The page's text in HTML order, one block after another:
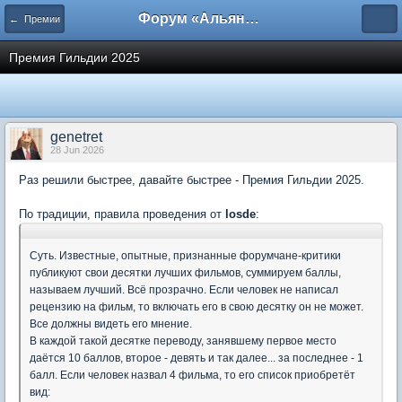
← Премии Форум «Альянса вольных переводчиков»
Премия Гильдии 2025
genetret
28 Jun 2026
Раз решили быстрее, давайте быстрее - Премия Гильдии 2025.
По традиции, правила проведения от losde:
Суть. Известные, опытные, признанные форумчане-критики
публикуют свои десятки лучших фильмов, суммируем баллы,
называем лучший. Всё прозрачно. Если человек не написал
рецензию на фильм, то включать его в свою десятку он не может.
Все должны видеть его мнение.
В каждой такой десятке переводу, занявшему первое место
даётся 10 баллов, второе - девять и так далее... за последнее - 1
балл. Если человек назвал 4 фильма, то его список приобретёт
вид: